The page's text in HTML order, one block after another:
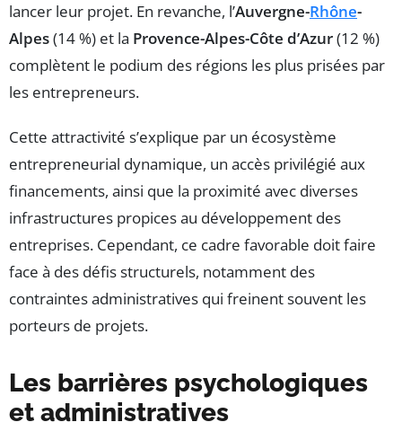
lancer leur projet. En revanche, l’Auvergne-Rhône-
Alpes(14 %) et la Provence-Alpes-Côte d’Azur(12 %)
complètent le podium des régions les plus prisées par
les entrepreneurs.
Cette attractivité s’explique par un écosystème
entrepreneurial dynamique, un accès privilégié aux
financements, ainsi que la proximité avec diverses
infrastructures propices au développement des
entreprises. Cependant, ce cadre favorable doit faire
face à des défis structurels, notamment des
contraintes administratives qui freinent souvent les
porteurs de projets.
Les barrières psychologiques
et administratives